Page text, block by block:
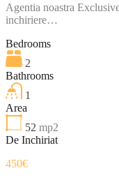
Agentia noastra
inchiriere…
Bedrooms
2
Bathrooms
1
Area
52 mp2
De Inchiriat
450€